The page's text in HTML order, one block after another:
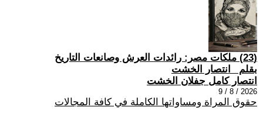
(23) ملكات مصر: رائدات العرش وصانعات التاريخ
بقلم _انتصار الخشت
انتصار كامل جفلان الخشت
2026 / 8 / 9
حقوق المراة ومساواتها الكاملة في كافة المجالات